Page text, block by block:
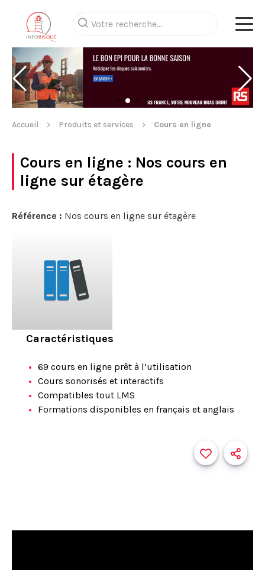
Accueil Produits et services Cours en ligne
Cours en ligne : Nos cours en
ligne sur étagère
Référence : Nos cours en ligne sur étagère
Caractéristiques
69 cours en ligne prêt à l’utilisation
Cours sonorisés et interactifs
Compatibles tout LMS
Formations disponibles en français et anglais